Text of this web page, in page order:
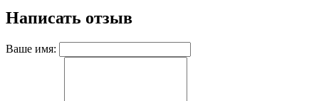
Написать отзыв
Ваше имя: